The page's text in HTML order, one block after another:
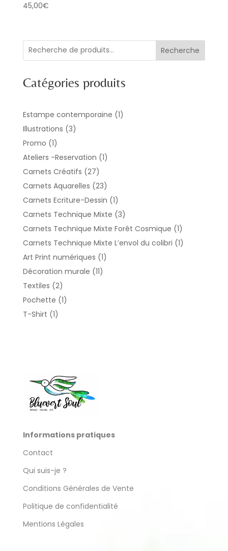
45,00€
Recherche
Catégories produits
Estampe contemporaine 11
Illustrations 33
Promo 11
produit
Ateliers -Reservation 11
Carnets Créatifs 2727
produits
Carnets Aquarelles 2323
produits
Carnets Ecriture-Dessin 11
produit
Carnets Technique Mixte 33
produits
Carnets Technique Mixte Forêt Cosmique 11
produit
Carnets Technique Mixte L’envol du colibri 11
Art Print numériques 11
Décoration murale 1111
Textiles 22
produits
Pochette 11
T-Shirt 11
Informations pratiques
Contact
Qui suis-je ?
Conditions Générales de Vente
Politique de confidentialité
Mentions Légales